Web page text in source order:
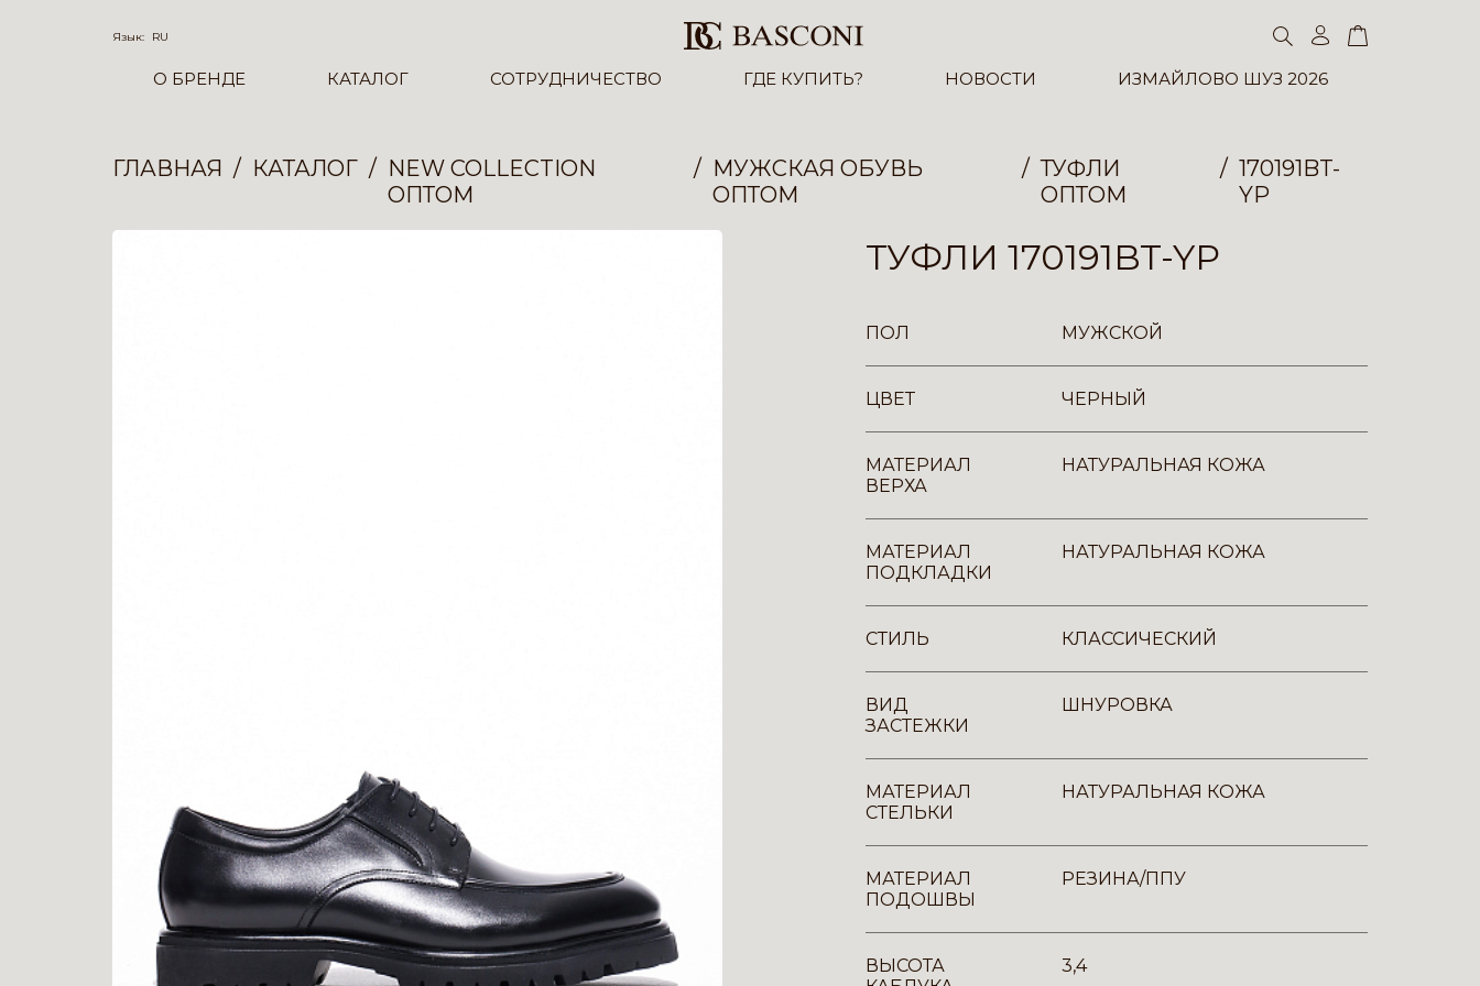
Язык: RU
О БРЕНДЕ КАТАЛОГ СОТРУДНИЧЕСТВО ГДЕ КУПИТЬ? НОВОСТИ ИЗМАЙЛОВО ШУЗ 2026
ГЛАВНАЯ КАТАЛОГ
NEW COLLECTION
ОПТОМ
МУЖСКАЯ ОБУВЬ
ОПТОМ
ТУФЛИ
ОПТОМ
170191BT-
YP
ТУФЛИ 170191BT-YP
ПОЛ МУЖСКОЙ
ЦВЕТ ЧЕРНЫЙ
МАТЕРИАЛ
ВЕРХА
НАТУРАЛЬНАЯ КОЖА
МАТЕРИАЛ
ПОДКЛАДКИ
НАТУРАЛЬНАЯ КОЖА
СТИЛЬ КЛАССИЧЕСКИЙ
ВИД
ЗАСТЕЖКИ
ШНУРОВКА
МАТЕРИАЛ
СТЕЛЬКИ
НАТУРАЛЬНАЯ КОЖА
МАТЕРИАЛ
ПОДОШВЫ
РЕЗИНА/ППУ
ВЫСОТА
3,4